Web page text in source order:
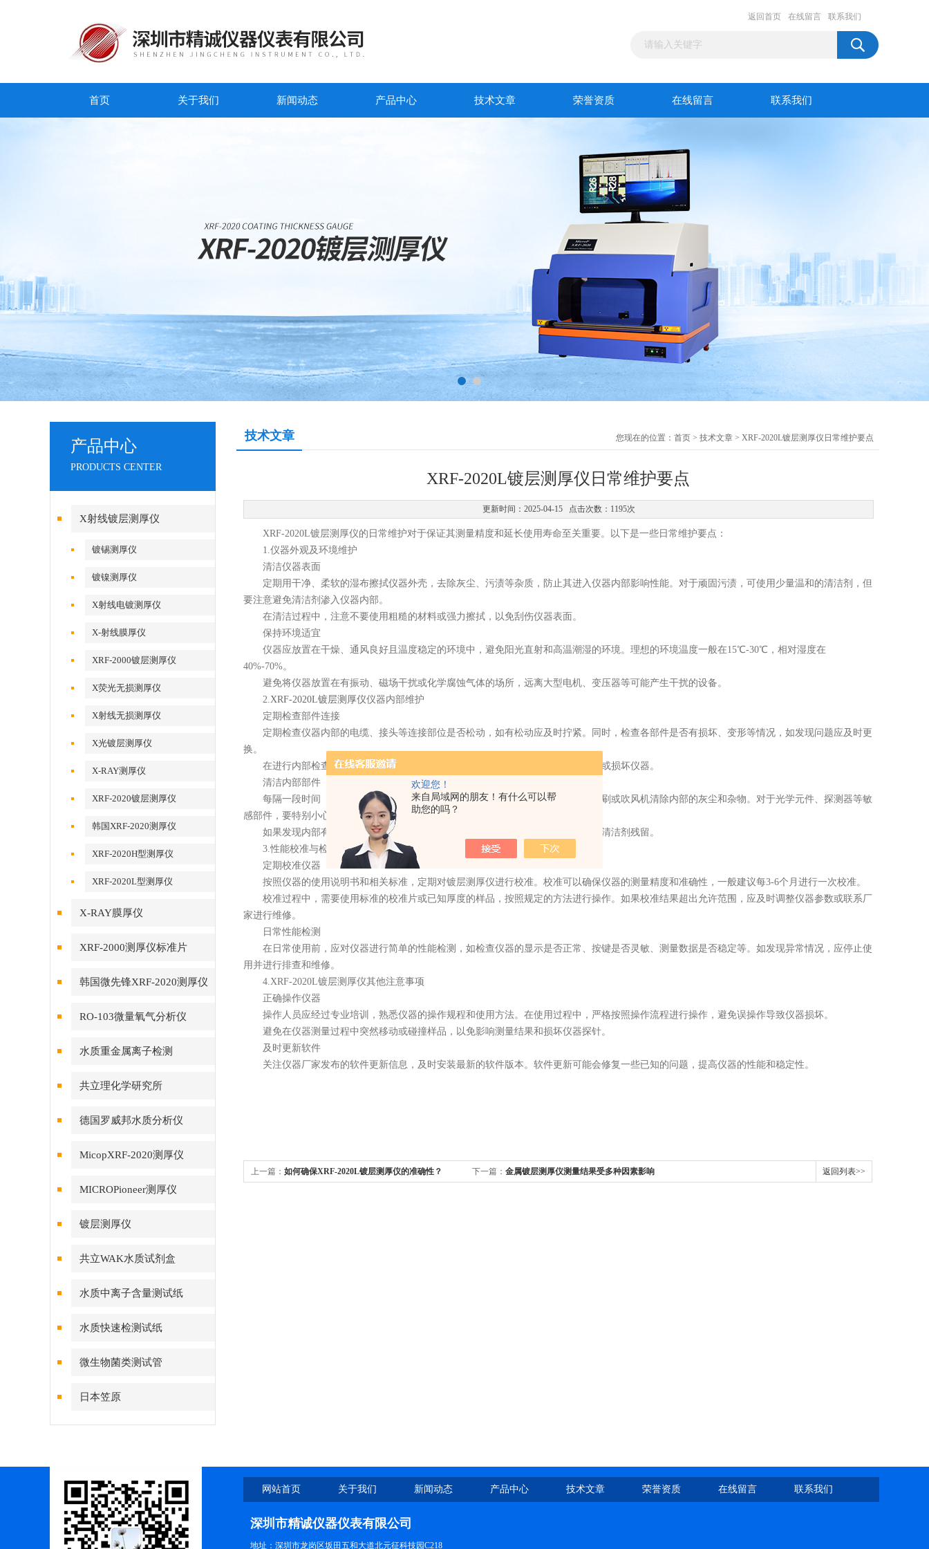
欢迎您！
来自局域网的朋友！有什么可以帮
助您的吗？
返回首页 在线留言 联系我们
首页 关于我们 新闻动态 产品中心 技术文章 荣誉资质 在线留言 联系我们
产品中心
PRODUCTS CENTER
X射线镀层测厚仪
镀锡测厚仪
镀镍测厚仪
X射线电镀测厚仪
X-射线膜厚仪
XRF-2000镀层测厚仪
X荧光无损测厚仪
X射线无损测厚仪
X光镀层测厚仪
X-RAY测厚仪
XRF-2020镀层测厚仪
韩国XRF-2020测厚仪
XRF-2020H型测厚仪
XRF-2020L型测厚仪
X-RAY膜厚仪
XRF-2000测厚仪标准片
韩国微先锋XRF-2020测厚仪
RO-103微量氧气分析仪
水质重金属离子检测
共立理化学研究所
德国罗威邦水质分析仪
MicopXRF-2020测厚仪
MICROPioneer测厚仪
镀层测厚仪
共立WAK水质试剂盒
水质中离子含量测试纸
水质快速检测试纸
微生物菌类测试管
日本笠原
技术文章 您现在的位置： 首页 > 技术文章 > XRF-2020L镀层测厚仪日常维护要点
XRF-2020L镀层测厚仪日常维护要点
更新时间：2025-04-15 点击次数：1195次
XRF-2020L镀层测厚仪的日常维护对于保证其测量精度和延长使用寿命至关重要。以下是一些日常维护要点：
1.仪器外观及环境维护
清洁仪器表面
定期用干净、柔软的湿布擦拭仪器外壳，去除灰尘、污渍等杂质，防止其进入仪器内部影响性能。对于顽固污渍，可使用少量温和的清洁剂，但
要注意避免清洁剂渗入仪器内部。
在清洁过程中，注意不要使用粗糙的材料或强力擦拭，以免刮伤仪器表面。
保持环境适宜
仪器应放置在干燥、通风良好且温度稳定的环境中，避免阳光直射和高温潮湿的环境。理想的环境温度一般在15℃-30℃，相对湿度在
40%-70%。
避免将仪器放置在有振动、磁场干扰或化学腐蚀气体的场所，远离大型电机、变压器等可能产生干扰的设备。
2.XRF-2020L镀层测厚仪仪器内部维护
定期检查部件连接
定期检查仪器内部的电缆、接头等连接部位是否松动，如有松动应及时拧紧。同时，检查各部件是否有损坏、变形等情况，如发现问题应及时更
换。
在进行内部检查时，需要先关闭仪器电源，并按照操作规程进行操作，避免触电或损坏仪器。
清洁内部部件
每隔一段时间（根据使用频率和环境情况而定），打开仪器外壳，用干净的软毛刷或吹风机清除内部的灰尘和杂物。对于光学元件、探测器等敏
感部件，要特别小心操作，避免碰撞或划伤。
如果发现内部有污垢或油污，可使用适量的专用清洁剂进行清洗，但要注意避免清洁剂残留。
3.性能校准与检测
定期校准仪器
按照仪器的使用说明书和相关标准，定期对镀层测厚仪进行校准。校准可以确保仪器的测量精度和准确性，一般建议每3-6个月进行一次校准。
校准过程中，需要使用标准的校准片或已知厚度的样品，按照规定的方法进行操作。如果校准结果超出允许范围，应及时调整仪器参数或联系厂
家进行维修。
日常性能检测
在日常使用前，应对仪器进行简单的性能检测，如检查仪器的显示是否正常、按键是否灵敏、测量数据是否稳定等。如发现异常情况，应停止使
用并进行排查和维修。
4.XRF-2020L镀层测厚仪其他注意事项
正确操作仪器
操作人员应经过专业培训，熟悉仪器的操作规程和使用方法。在使用过程中，严格按照操作流程进行操作，避免误操作导致仪器损坏。
避免在仪器测量过程中突然移动或碰撞样品，以免影响测量结果和损坏仪器探针。
及时更新软件
关注仪器厂家发布的软件更新信息，及时安装最新的软件版本。软件更新可能会修复一些已知的问题，提高仪器的性能和稳定性。
上一篇： 如何确保XRF-2020L镀层测厚仪的准确性？ 下一篇： 金属镀层测厚仪测量结果受多种因素影响 返回列表>>
网站首页 关于我们 新闻动态 产品中心 技术文章 荣誉资质 在线留言 联系我们
深圳市精诚仪器仪表有限公司
地址：深圳市龙岗区坂田五和大道北元征科技园C218